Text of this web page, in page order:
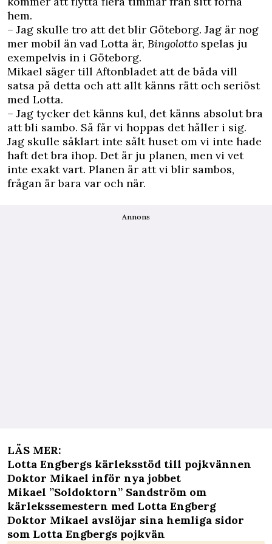
hem.
– Jag skulle tro att det blir Göteborg. Jag är nog
mer mobil än vad Lotta är, Bingolotto spelas ju
exempelvis in i Göteborg.
Mikael säger till Aftonbladet att de båda vill
satsa på detta och att allt känns rätt och seriöst
med Lotta.
– Jag tycker det känns kul, det känns absolut bra
att bli sambo. Så får vi hoppas det håller i sig.
Jag skulle såklart inte sålt huset om vi inte hade
haft det bra ihop. Det är ju planen, men vi vet
inte exakt vart. Planen är att vi blir sambos,
frågan är bara var och när.
Annons
LÄS MER:
Lotta Engbergs kärleksstöd till pojkvännen
Doktor Mikael inför nya jobbet
Mikael ”Soldoktorn” Sandström om
kärlekssemestern med Lotta Engberg
Doktor Mikael avslöjar sina hemliga sidor
som Lotta Engbergs pojkvän